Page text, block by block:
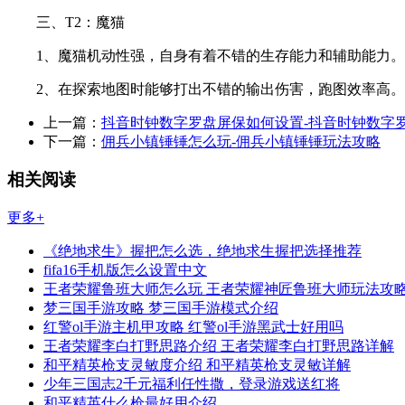
三、T2：魔猫
1、魔猫机动性强，自身有着不错的生存能力和辅助能力。
2、在探索地图时能够打出不错的输出伤害，跑图效率高。
上一篇： 抖音时钟数字罗盘屏保如何设置-抖音时钟数字
下一篇： 佣兵小镇锤锤怎么玩-佣兵小镇锤锤玩法攻略
相关阅读
更多+
《绝地求生》握把怎么选，绝地求生握把选择推荐
fifa16手机版怎么设置中文
王者荣耀鲁班大师怎么玩 王者荣耀神匠鲁班大师玩法攻
梦三国手游攻略 梦三国手游模式介绍
红警ol手游主机甲攻略 红警ol手游黑武士好用吗
王者荣耀李白打野思路介绍 王者荣耀李白打野思路详解
和平精英枪支灵敏度介绍 和平精英枪支灵敏详解
少年三国志2千元福利任性撒，登录游戏送红将